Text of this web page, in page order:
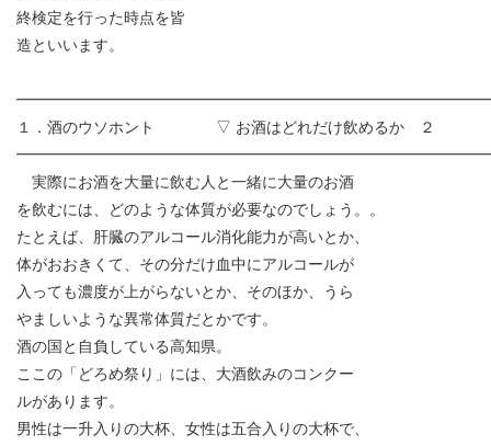
終検定を行った時点を皆
造といいます。
１．酒のウソホント ▽ お酒はどれだけ飲めるか ２
実際にお酒を大量に飲む人と一緒に大量のお酒
を飲むには、どのような体質が必要なのでしょう。。
たとえば、肝臓のアルコール消化能力が高いとか、
体がおおきくて、その分だけ血中にアルコールが
入っても濃度が上がらないとか、そのほか、うら
やましいような異常体質だとかです。
酒の国と自負している高知県。
ここの「どろめ祭り」には、大酒飲みのコンクー
ルがあります。
男性は一升入りの大杯、女性は五合入りの大杯で、